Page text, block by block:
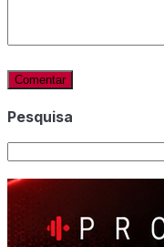
Pesquisa